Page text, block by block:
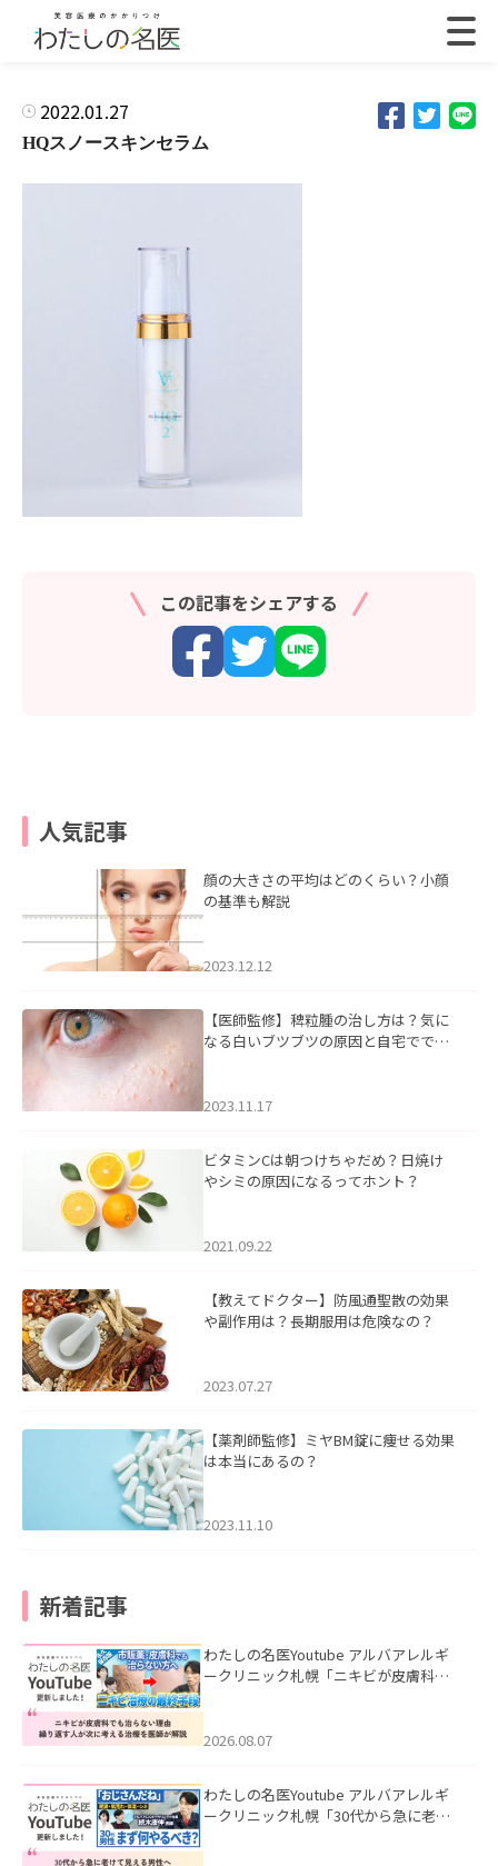
2022.01.27
HQスノースキンセラム
この記事をシェアする
人気記事
顔の大きさの平均はどのくらい？小顔
の基準も解説
2023.12.12
【医師監修】稗粒腫の治し方は？気に
なる白いブツブツの原因と自宅ででき
2023.11.17
ビタミンCは朝つけちゃだめ？日焼け
やシミの原因になるってホント？
2021.09.22
【教えてドクター】防風通聖散の効果
や副作用は？長期服用は危険なの？
2023.07.27
【薬剤師監修】ミヤBM錠に痩せる効果
は本当にあるの？
2023.11.10
新着記事
わたしの名医Youtube アルバアレルギ
ークリニック札幌「ニキビが皮膚科で
ました。
2026.08.07
わたしの名医Youtube アルバアレルギ
ークリニック札幌「30代から急に老け